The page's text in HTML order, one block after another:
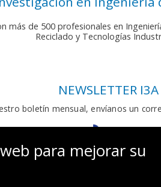
más de 500 profesionales en
Reciclado y Tecnologías
NEWSLETTER I3A
boletín mensual, envíanos un
para mejorar su